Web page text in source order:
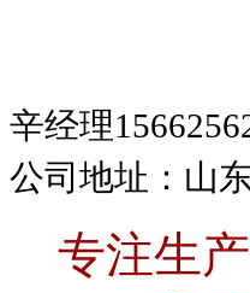
辛经理
公司地址：山
专注生